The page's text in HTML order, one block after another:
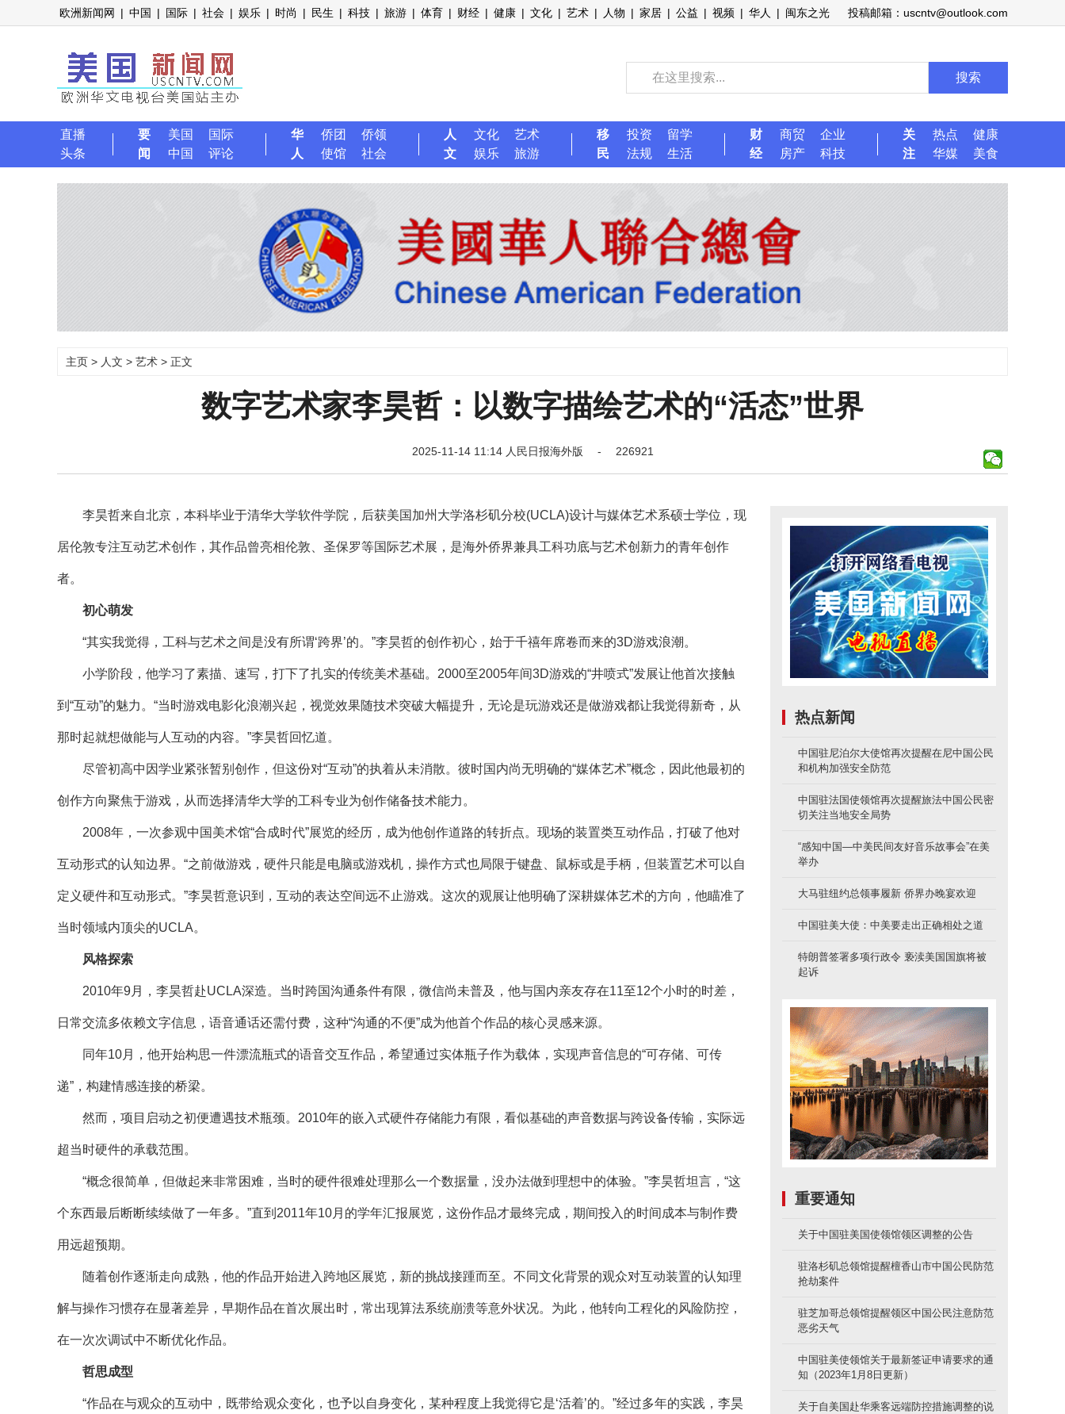
欧洲新闻网 | 中国 | 国际 | 社会 | 娱乐 | 时尚 | 民生 | 科技 | 旅游 | 体育 | 财经 | 健康 | 文化 | 艺术 | 人物 | 家居 | 公益 | 视频 | 华人 | 闽东之光 投稿邮箱：uscntv@outlook.com
搜索
直播
头条
要
闻
美国
国际
中国
评论
华
人
侨团
侨领
使馆
社会
人
文
文化
艺术
娱乐
旅游
移
民
投资
留学
法规
生活
财
经
商贸
企业
房产
科技
关
注
热点
健康
华媒
美食
主页 > 人文 > 艺术 > 正文
数字艺术家李昊哲：以数字描绘艺术的“活态”世界
2025-11-14 11:14 人民日报海外版 - 226921
李昊哲来自北京，本科毕业于清华大学软件学院，后获美国加州大学洛杉矶分校(UCLA)设计与媒体艺术系硕士学位，现
居伦敦专注互动艺术创作，其作品曾亮相伦敦、圣保罗等国际艺术展，是海外侨界兼具工科功底与艺术创新力的青年创作
者。
初心萌发
“其实我觉得，工科与艺术之间是没有所谓‘跨界’的。”李昊哲的创作初心，始于千禧年席卷而来的3D游戏浪潮。
小学阶段，他学习了素描、速写，打下了扎实的传统美术基础。2000至2005年间3D游戏的“井喷式”发展让他首次接触
到“互动”的魅力。“当时游戏电影化浪潮兴起，视觉效果随技术突破大幅提升，无论是玩游戏还是做游戏都让我觉得新奇，从
那时起就想做能与人互动的内容。”李昊哲回忆道。
尽管初高中因学业紧张暂别创作，但这份对“互动”的执着从未消散。彼时国内尚无明确的“媒体艺术”概念，因此他最初的
创作方向聚焦于游戏，从而选择清华大学的工科专业为创作储备技术能力。
2008年，一次参观中国美术馆“合成时代”展览的经历，成为他创作道路的转折点。现场的装置类互动作品，打破了他对
互动形式的认知边界。“之前做游戏，硬件只能是电脑或游戏机，操作方式也局限于键盘、鼠标或是手柄，但装置艺术可以自
定义硬件和互动形式。”李昊哲意识到，互动的表达空间远不止游戏。这次的观展让他明确了深耕媒体艺术的方向，他瞄准了
当时领域内顶尖的UCLA。
风格探索
2010年9月，李昊哲赴UCLA深造。当时跨国沟通条件有限，微信尚未普及，他与国内亲友存在11至12个小时的时差，
日常交流多依赖文字信息，语音通话还需付费，这种“沟通的不便”成为他首个作品的核心灵感来源。
同年10月，他开始构思一件漂流瓶式的语音交互作品，希望通过实体瓶子作为载体，实现声音信息的“可存储、可传
递”，构建情感连接的桥梁。
然而，项目启动之初便遭遇技术瓶颈。2010年的嵌入式硬件存储能力有限，看似基础的声音数据与跨设备传输，实际远
超当时硬件的承载范围。
“概念很简单，但做起来非常困难，当时的硬件很难处理那么一个数据量，没办法做到理想中的体验。”李昊哲坦言，“这
个东西最后断断续续做了一年多。”直到2011年10月的学年汇报展览，这份作品才最终完成，期间投入的时间成本与制作费
用远超预期。
随着创作逐渐走向成熟，他的作品开始进入跨地区展览，新的挑战接踵而至。不同文化背景的观众对互动装置的认知理
解与操作习惯存在显著差异，早期作品在首次展出时，常出现算法系统崩溃等意外状况。为此，他转向工程化的风险防控，
在一次次调试中不断优化作品。
哲思成型
“作品在与观众的互动中，既带给观众变化，也予以自身变化，某种程度上我觉得它是‘活着’的。”经过多年的实践，李昊
热点新闻
中国驻尼泊尔大使馆再次提醒在尼中国公民
和机构加强安全防范
中国驻法国使领馆再次提醒旅法中国公民密
切关注当地安全局势
“感知中国—中美民间友好音乐故事会”在美
举办
大马驻纽约总领事履新 侨界办晚宴欢迎
中国驻美大使：中美要走出正确相处之道
特朗普签署多项行政令 亵渎美国国旗将被
起诉
重要通知
关于中国驻美国使领馆领区调整的公告
驻洛杉矶总领馆提醒檀香山市中国公民防范
抢劫案件
驻芝加哥总领馆提醒领区中国公民注意防范
恶劣天气
中国驻美使领馆关于最新签证申请要求的通
知（2023年1月8日更新）
关于自美国赴华乘客远端防控措施调整的说